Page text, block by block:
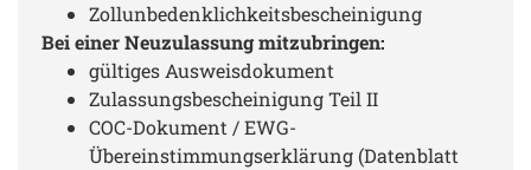
Zollunbedenklichkeitsbescheinigung
Bei einer Neuzulassung mitzubringen:
gültiges Ausweisdokument
Zulassungsbescheinigung Teil II
COC-Dokument / EWG-
Übereinstimmungserklärung (Datenblatt